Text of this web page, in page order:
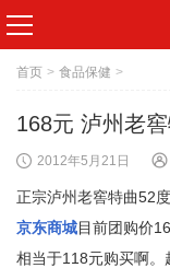
首页 > 食品保健 >
168元 泸州老
2012年5月21日
正宗泸州老窖特曲52度
京东商城目前团购价
相当于118元购买啊。